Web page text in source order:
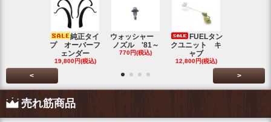
純正タイ
プ オーバーフ
ェンダー
19,800円(税込)
ウォッシャー
ノズル '81～
770円(税込)
FUELタン
クユニット キ
ャブ
12,800円(税込)
< >
売れ筋商品